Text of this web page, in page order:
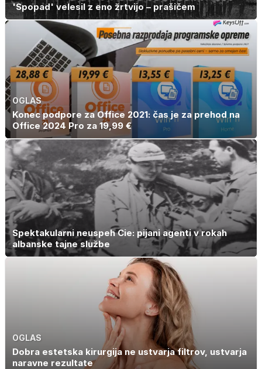
'Spopad' velesil z eno žrtvijo – prašičem
OGLAS
Konec podpore za Office 2021: čas je za prehod na
Office 2024 Pro za 19,99 €
Spektakularni neuspeh Cie: pijani agenti v rokah
albanske tajne službe
OGLAS
Dobra estetska kirurgija ne ustvarja filtrov, ustvarja
naravne rezultate